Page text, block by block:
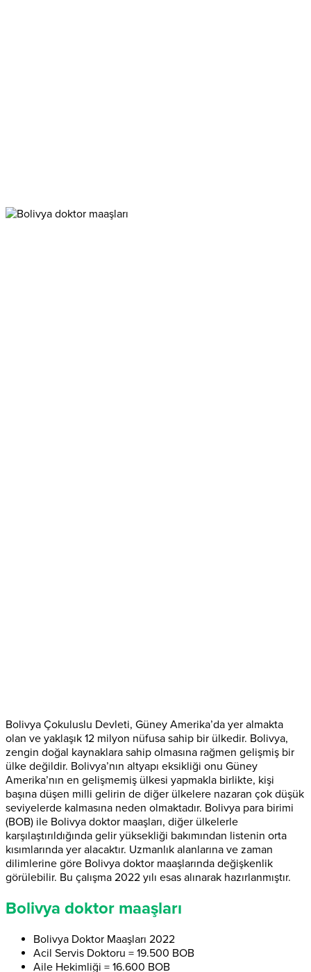
Bolivya Çokuluslu Devleti, Güney Amerika’da yer almakta
olan ve yaklaşık 12 milyon nüfusa sahip bir ülkedir. Bolivya,
zengin doğal kaynaklara sahip olmasına rağmen gelişmiş bir
ülke değildir. Bolivya’nın altyapı eksikliği onu Güney
Amerika’nın en gelişmemiş ülkesi yapmakla birlikte, kişi
başına düşen milli gelirin de diğer ülkelere nazaran çok düşük
seviyelerde kalmasına neden olmaktadır. Bolivya para birimi
(BOB) ile Bolivya doktor maaşları, diğer ülkelerle
karşılaştırıldığında gelir yüksekliği bakımından listenin orta
kısımlarında yer alacaktır. Uzmanlık alanlarına ve zaman
dilimlerine göre Bolivya doktor maaşlarında değişkenlik
görülebilir. Bu çalışma 2022 yılı esas alınarak hazırlanmıştır.
Bolivya doktor maaşları
Bolivya Doktor Maaşları 2022
Acil Servis Doktoru = 19.500 BOB
Aile Hekimliği = 16.600 BOB